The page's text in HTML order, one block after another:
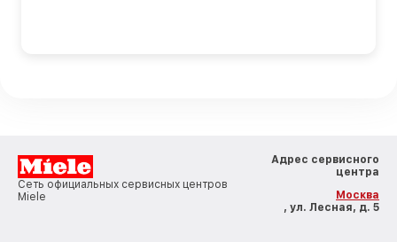
Сеть официальных сервисных центров
Miele
Адрес сервисного
центра
Москва
, ул. Лесная, д. 5